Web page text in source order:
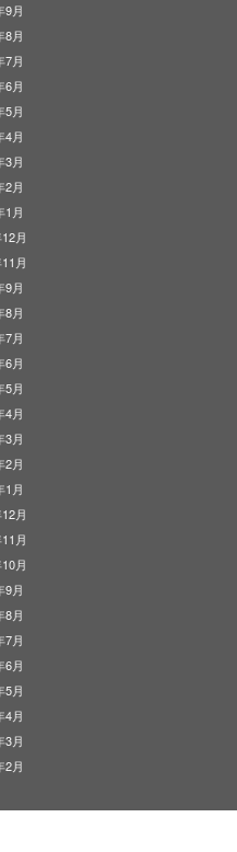
9月
8月
7月
6月
5月
4月
3月
2月
1月
月
月
9月
8月
7月
6月
5月
4月
3月
2月
1月
月
月
月
9月
8月
7月
6月
5月
4月
3月
2月